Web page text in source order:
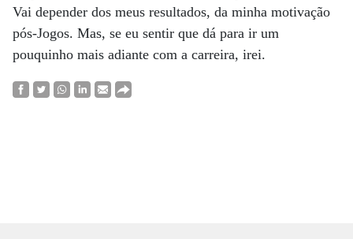
Vai depender dos meus resultados, da minha motivação
pós-Jogos. Mas, se eu sentir que dá para ir um
pouquinho mais adiante com a carreira, irei.